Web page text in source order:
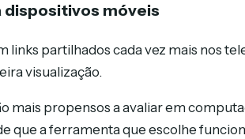
dispositivos móveis
links partilhados cada vez mais nos
visualização.
mais propensos a avaliar em
que a ferramenta que escolhe